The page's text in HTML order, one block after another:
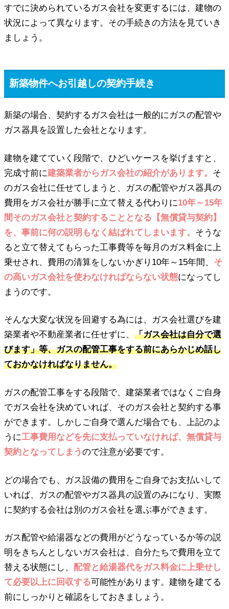
すでに決められているガス会社を変更するには、建物の
状況によって異なります。その手続きの方法を見ていき
ましょう。
新築物件へお引越しの契約手続き
新築の場合、契約するガス会社は一般的にガスの配管や
ガス器具を設置した会社となります。
建物を建てていく段階で、ひどいケースを挙げますと、
完成寸前に建築業者からガス会社の紹介があります。 そ
のガス会社に任せてしまうと、ガスの配管やガス器具の
費用をガス会社が勝手に立て替える代わりに10年～15年
間そのガス会社と契約することとなる【無償貸与契約】
を、事前に何の説明もなく結ばれてしまいます。 そうな
ると立て替えてもらった工事費等を毎月のガス料金に上
乗せされ、費用の清算をしないかぎり10年～15年間、 そ
の高いガス会社を使わなければならない状態になってし
まうのです。
そんな大変な状況を回避する為には、ガス会社選びを建
築業者や不動産業者に任せずに、 「ガス会社は自分で選
びます」等、ガスの配管工事をする前にあらかじめ話し
ておかなければなりません。
ガスの配管工事をする段階で、建築業者ではなくご自身
でガス会社を決めていれば、そのガス会社と契約する事
ができます。しかしご自身で選んだ場合でも、上記のよ
うに工事費用などを先に支払っていなければ、無償貸与
契約となってしまう ので注意が必要です。
どの場合でも、ガス設備の費用をご自身でお支払いして
いれば、ガスの配管やガス器具の設置のみになり、実際
に契約する会社は別のガス会社を選ぶ事ができます。
ガス配管や給湯器などの費用がどうなっているか等の説
明をきちんとしないガス会社は、自分たちで費用を立て
替える状態にし、 配管と給湯器代をガス料金に上乗せし
て必要以上に回収する可能性があります。建物を建てる
前にしっかりと確認をしておきましょう。